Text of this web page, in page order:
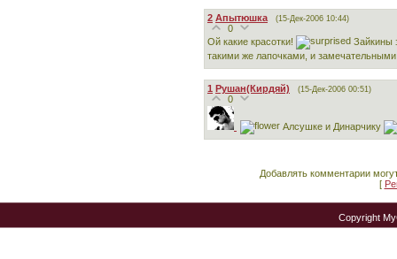
2 Апытюшка (15-Дек-2006 10:44)
0
Ой какие красотки!
Зайкины
такими же лапочками, и
1 Рушан(Кирдяй) (15-Дек-2006 00:51)
0
Алсушке и Динарчику
Добавлять комментарии
[
Copyright